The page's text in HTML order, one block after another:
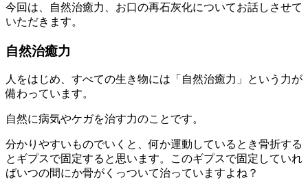
今回は、自然治癒力、お口の再石灰化についてお話しさせて
いただきます。
自然治癒力
人をはじめ、すべての生き物には「自然治癒力」という力が
備わっています。
自然に病気やケガを治す力のことです。
分かりやすいものでいくと、何か運動しているとき骨折する
とギプスで固定すると思います。このギプスで固定していれ
ばいつの間にか骨がくっついて治っていますよね？